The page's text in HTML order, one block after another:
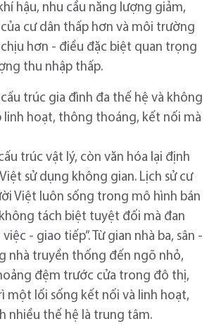
hậu, nhu cầu năng lượng giảm,
cư dân thấp hơn và môi trường
hơn - điều đặc biệt quan trọng
thu nhập thấp.
trúc gia đình đa thế hệ và không
linh hoạt, thông thoáng, kết nối mà
trúc vật lý, còn văn hóa lại định
sử dụng không gian. Lịch sử cư
Việt luôn sống trong mô hình bán
tách biệt tuyệt đối mà đan
- giao tiếp”. Từ gian nhà ba, sân -
nhà truyền thống đến ngõ nhỏ,
đệm trước cửa trong đô thị,
một lối sống kết nối và linh hoạt,
nhiều thế hệ là trung tâm.